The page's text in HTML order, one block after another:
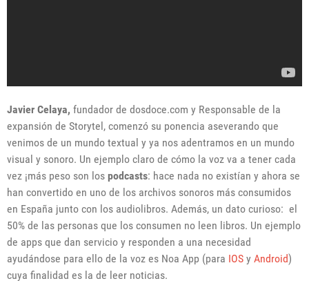
Javier Celaya, fundador de dosdoce.com y Responsable de la
expansión de Storytel, comenzó su ponencia aseverando que
venimos de un mundo textual y ya nos adentramos en un mundo
visual y sonoro. Un ejemplo claro de cómo la voz va a tener cada
vez ¡más peso son los podcasts: hace nada no existían y ahora se
han convertido en uno de los archivos sonoros más consumidos
en España junto con los audiolibros. Además, un dato curioso: el
50% de las personas que los consumen no leen libros. Un ejemplo
de apps que dan servicio y responden a una necesidad
ayudándose para ello de la voz es Noa App (para IOS y Android)
cuya finalidad es la de leer noticias.